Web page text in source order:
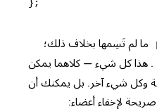
ما لم تَسِمها بخلاف ذلك؛
. هذا كل شيء — كلاهما يمكن
وكل شيء آخر. بل يمكنك أن
صريحة لإخفاء أعضاء: